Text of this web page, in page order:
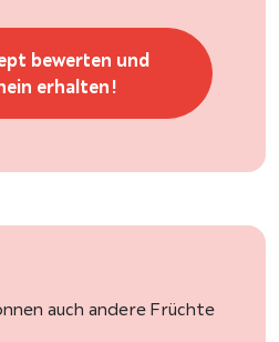
bewerten und
erhalten!
auch andere Früchte